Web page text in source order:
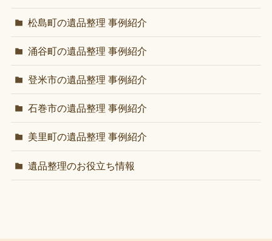
松島町の遺品整理 事例紹介
涌谷町の遺品整理 事例紹介
登米市の遺品整理 事例紹介
石巻市の遺品整理 事例紹介
美里町の遺品整理 事例紹介
遺品整理のお役立ち情報